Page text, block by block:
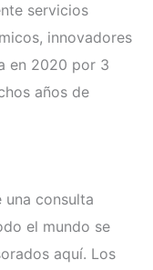
servicios
innovadores
en 2020 por 3
años de
consulta
el mundo se
aquí. Los